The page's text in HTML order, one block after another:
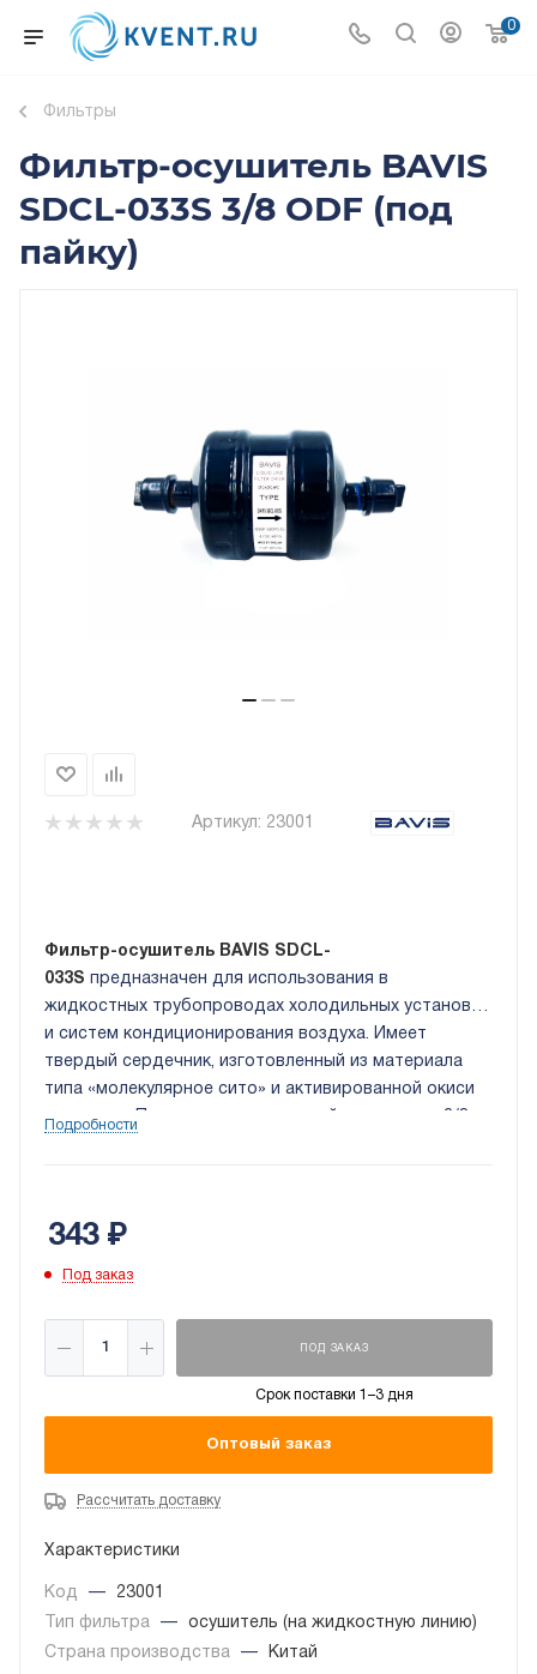
0
Фильтры
Фильтр-осушитель BAVIS
SDCL-033S 3/8 ODF (под
пайку)
Артикул: 23001
Фильтр-осушитель BAVIS SDCL-
033S предназначен для использования в
жидкостных трубопроводах холодильных установок
и систем кондиционирования воздуха. Имеет
твердый сердечник, изготовленный из материала
типа «молекулярное сито» и активированной окиси
алюминия. Присоединение под пайку, размеры: 3/8
Подробности
343₽
Под заказ
ПОД ЗАКАЗ
Срок поставки 1–3 дня
Оптовый заказ
Рассчитать доставку
Характеристики
Код —
23001
Тип фильтра
—
осушитель (на жидкостную линию)
Страна производства
—
Китай